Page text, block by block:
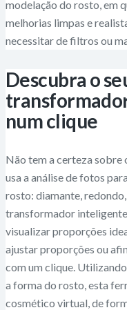
modelação do rosto, em
melhorias limpas e
necessitar de filtros ou
Descubra o
num clique
Não tem a certeza sobre
usa a análise de fotos
rosto: diamante,
transformador
visualizar proporções
ajustar proporções ou
com um clique.
a forma do rosto, esta
cosmético virtual, de